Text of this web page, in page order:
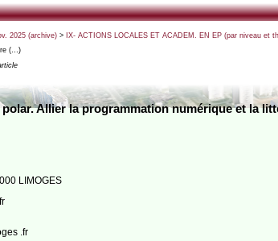
2025 (archive)> IX- ACTIONS LOCALES ET ACADEM. EN EP (par niveau et
(…)
Allier la programmation numérique et la
LIMOGES
.fr